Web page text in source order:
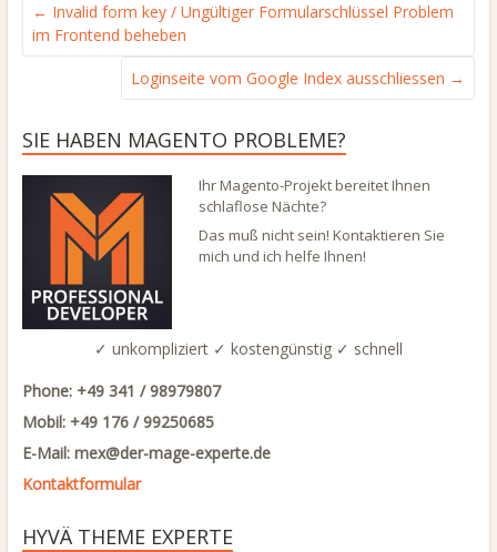
← Invalid form key / Ungültiger Formularschlüssel Problem
im Frontend beheben
Loginseite vom Google Index ausschliessen →
SIE HABEN MAGENTO PROBLEME?
Ihr Magento-Projekt bereitet Ihnen
schlaflose Nächte?
Das muß nicht sein! Kontaktieren Sie
mich und ich helfe Ihnen!
✓ unkompliziert ✓ kostengünstig ✓ schnell
Phone: +49 341 / 98979807
Mobil: +49 176 / 99250685
E-Mail: mex@der-mage-experte.de
Kontaktformular
HYVÄ THEME EXPERTE